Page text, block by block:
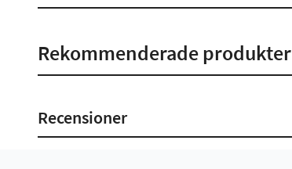
Rekommenderade produkter
Recensioner